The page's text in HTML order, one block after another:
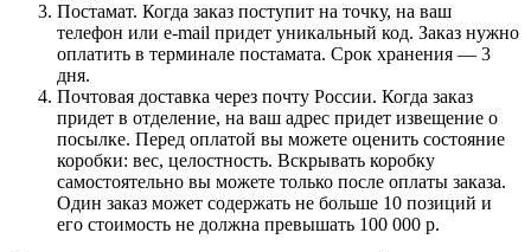
Постамат. Когда заказ поступит на точку, на ваш
телефон или e-mail придет уникальный код. Заказ нужно
оплатить в терминале постамата. Срок хранения — 3
дня.
Почтовая доставка через почту России. Когда заказ
придет в отделение, на ваш адрес придет извещение о
посылке. Перед оплатой вы можете оценить состояние
коробки: вес, целостность. Вскрывать коробку
самостоятельно вы можете только после оплаты заказа.
Один заказ может содержать не больше 10 позиций и
его стоимость не должна превышать 100 000 р.